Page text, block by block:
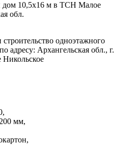
дом 10,5х16 м в ТСН Малое
обл.
одноэтажного
адресу: Архангельская обл., г.
мм,